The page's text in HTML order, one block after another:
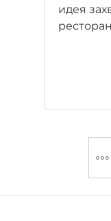
идея